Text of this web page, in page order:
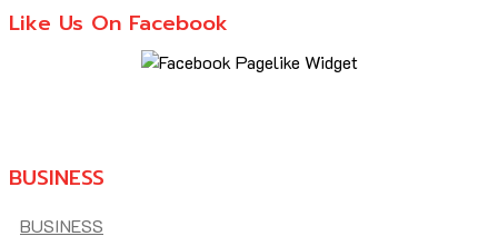
Like Us On Facebook
BUSINESS
BUSINESS